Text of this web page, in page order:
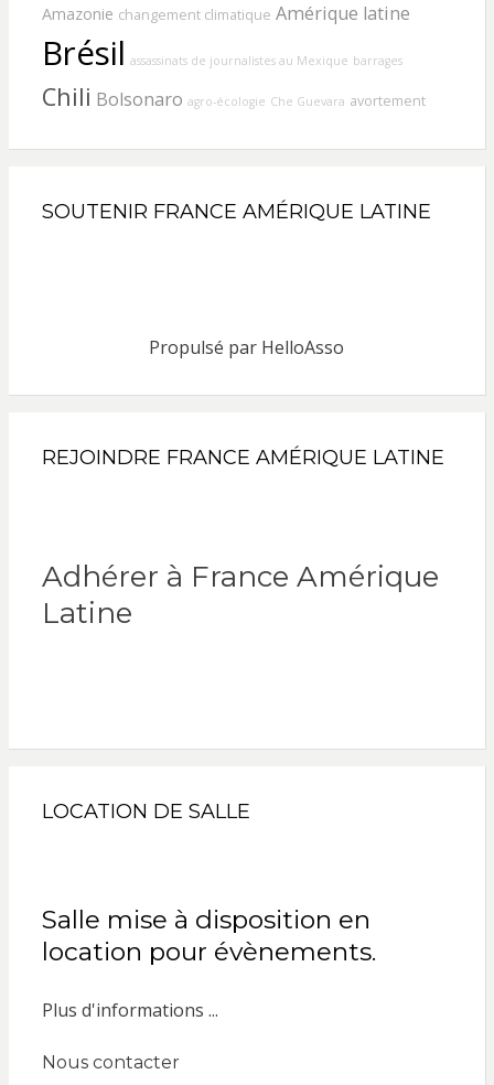
Amazonie changement climatique Amérique latine
Brésil assassinats de journalistes au Mexique barrages
Chili Bolsonaro agro-écologie Che Guevara avortement
SOUTENIR FRANCE AMÉRIQUE LATINE
Propulsé par HelloAsso
REJOINDRE FRANCE AMÉRIQUE LATINE
Adhérer à France Amérique
Latine
LOCATION DE SALLE
Salle mise à disposition en
location pour évènements.
Plus d'informations ...
Nous contacter